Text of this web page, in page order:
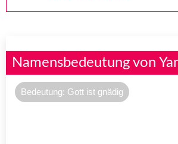
Namensbedeutung von
Bedeutung: Gott ist gnädig